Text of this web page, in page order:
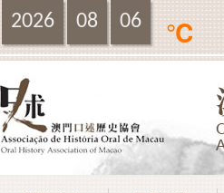
2026 08 06
℃